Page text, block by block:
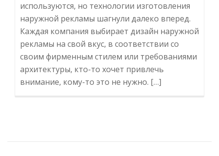
используются, но технологии изготовления
наружной рекламы шагнули далеко вперед.
Каждая компания выбирает дизайн наружной
рекламы на свой вкус, в соответствии со
своим фирменным стилем или требованиями
архитектуры, кто-то хочет привлечь
внимание, кому-то это не нужно. […]